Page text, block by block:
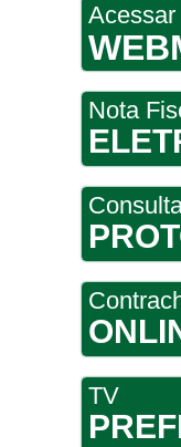
Acessar
Nota
TV